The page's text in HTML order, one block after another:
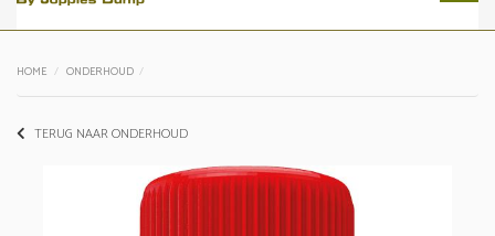
HOME ONDERHOUD
TERUG NAAR ONDERHOUD